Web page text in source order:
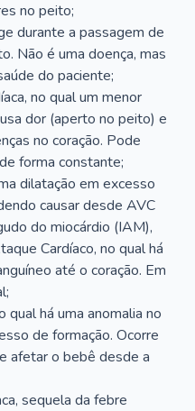
no peito;
durante a passagem de
Não é uma doença, mas
do paciente;
no qual um menor
dor (aperto no peito) e
no coração. Pode
forma constante;
dilatação em excesso
causar desde AVC
do miocárdio (IAM),
Cardíaco, no qual há
até o coração. Em
qual há uma anomalia no
de formação. Ocorre
afetar o bebê desde a
sequela da febre